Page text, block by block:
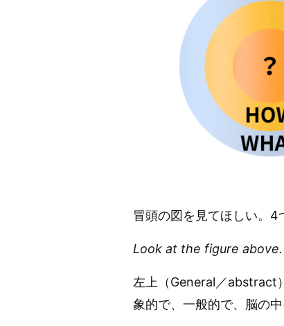
冒頭の図を見てほしい。4
Look at the figure
左上（General／abstract
象的で、一般的で、脳の中